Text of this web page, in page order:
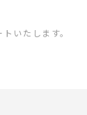
いたします。